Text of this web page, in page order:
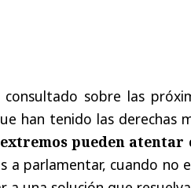
sobre las
han tenido las derechas
pueden
a parlamentar, cuando no